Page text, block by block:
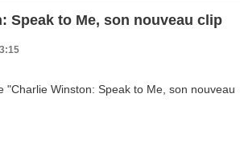
Speak to Me, son nouveau clip